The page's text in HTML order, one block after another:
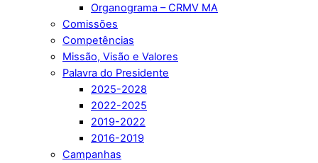
Organograma – CRMV MA
Comissões
Competências
Missão, Visão e Valores
Palavra do Presidente
2025-2028
2022-2025
2019-2022
2016-2019
Campanhas